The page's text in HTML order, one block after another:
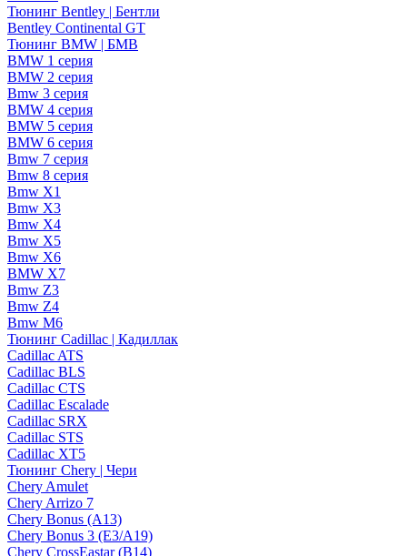
Тюнинг Bentley | Бентли
Bentley Continental GT
Тюнинг BMW | БМВ
BMW 1 серия
BMW 2 серия
Bmw 3 серия
BMW 4 серия
BMW 5 серия
BMW 6 серия
Bmw 7 серия
Bmw 8 серия
Bmw X1
Bmw X3
Bmw X4
Bmw X5
Bmw X6
BMW X7
Bmw Z3
Bmw Z4
Bmw М6
Тюнинг Cadillac | Кадиллак
Cadillac ATS
Cadillac BLS
Cadillac CTS
Cadillac Escalade
Cadillac SRX
Cadillac STS
Cadillac XT5
Тюнинг Chery | Чери
Chery Amulet
Chery Arrizo 7
Chery Bonus (A13)
Chery Bonus 3 (E3/A19)
Chery CrossEastar (B14)